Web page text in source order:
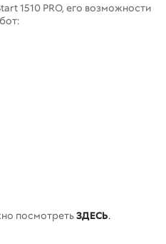
1510 PRO, его возможности
посмотретьЗДЕСЬ.